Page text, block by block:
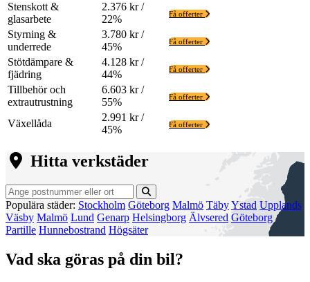
Stenskott &
glasarbete
2.376 kr /
22%
Få offerter
Styrning &
underrede
3.780 kr /
45%
Få offerter
Stötdämpare &
fjädring
4.128 kr /
44%
Få offerter
Tillbehör och
extrautrustning
6.603 kr /
55%
Få offerter
Växellåda
2.991 kr /
45%
Få offerter
Hitta verkstäder
Populära städer: Stockholm Göteborg Malmö TäbyYstad Upplands
Väsby Malmö Lund Genarp Helsingborg Älvsered Göteborg
Partille Hunnebostrand Högsäter
Vad ska göras på din bil?